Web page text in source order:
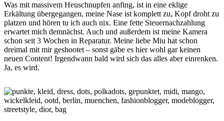
Was mit massivem Heuschnupfen anfing, ist in eine eklige
Erkältung übergegangen, meine Nase ist komplett zu, Kopf droht zu
platzen und hören tu ich auch nix. Eine fette Steuernachzahlung
erwartet mich demnächst. Auch und außerdem ist meine Kamera
schon seit 3 Wochen in Reparatur. Meine liebe Miu hat schon
dreimal mit mir geshootet – sonst gäbe es hier wohl gar keinen
neuen Content! Irgendwann bald wird sich das alles aber einrenken.
Ja, es wird.